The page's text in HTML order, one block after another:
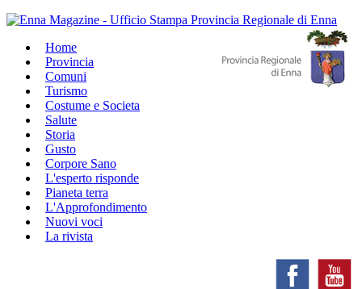
Home
Provincia
Comuni
Turismo
Costume e Societa
Salute
Storia
Gusto
Corpore Sano
L'esperto risponde
Pianeta terra
L'Approfondimento
Nuovi voci
La rivista